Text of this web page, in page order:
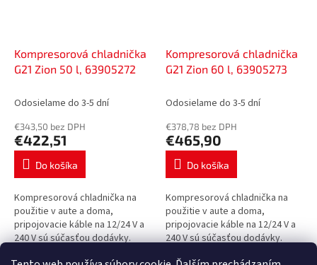
Kompresorová chladnička
G21 Zion 50 l, 63905272
Odosielame do 3-5 dní
€343,50 bez DPH
€422,51
Do košíka
Kompresorová chladnička na
použitie v aute a doma,
pripojovacie káble na 12/24 V a
240 V sú súčasťou dodávky.
Kompresorová chladnička
G21 Zion 60 l, 63905273
Odosielame do 3-5 dní
€378,78 bez DPH
€465,90
Do košíka
Kompresorová chladnička na
použitie v aute a doma,
pripojovacie káble na 12/24 V a
240 V sú súčasťou dodávky.